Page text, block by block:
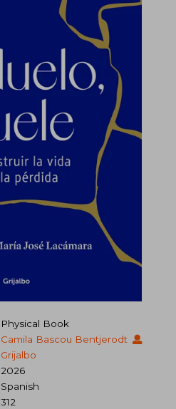
Physical Book
Camila Bascou Bentjerodt
Grijalbo
2026
Spanish
312